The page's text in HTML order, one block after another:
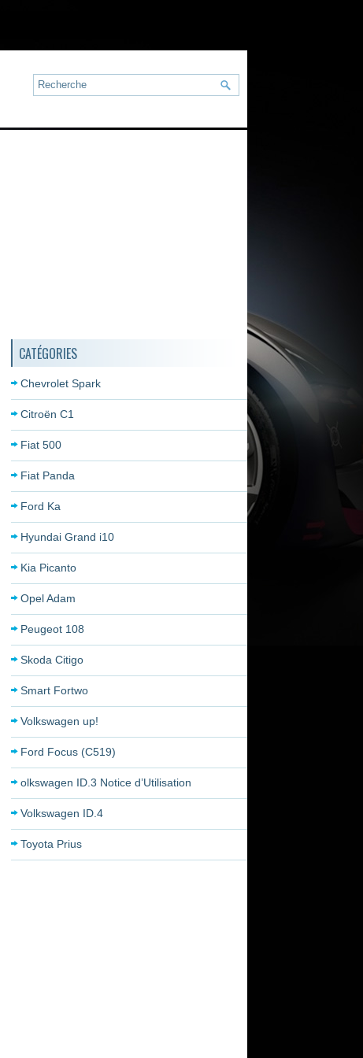
CATÉGORIES
Chevrolet Spark
Citroën C1
Fiat 500
Fiat Panda
Ford Ka
Hyundai Grand i10
Kia Picanto
Opel Adam
Peugeot 108
Skoda Citigo
Smart Fortwo
Volkswagen up!
Ford Focus (C519)
olkswagen ID.3 Notice d’Utilisation
Volkswagen ID.4
Toyota Prius